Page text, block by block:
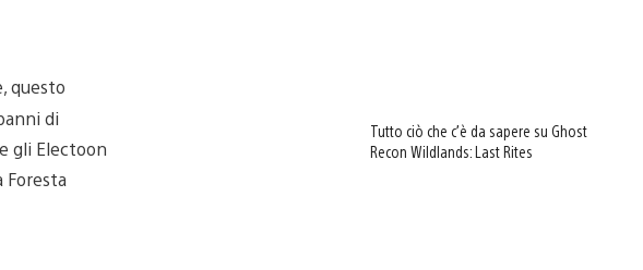
questo
di
gli Electoon
Tutto ciò che c’è da sapere su Ghost
Recon Wildlands: Last Rites